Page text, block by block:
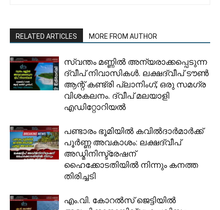
RELATED ARTICLES MORE FROM AUTHOR
സ്വന്തം മണ്ണിൽ അന്യരാക്കപ്പെടുന്ന
ദ്വീപ് നിവാസികൾ. ലക്ഷദ്വീപ് ടൗൺ
ആന്റ് കണ്ട്രി പ്ലാനിംഗ്; ഒരു സമഗ്ര
വിശകലനം. ദ്വീപ് മലയാളി
എഡിറ്റോറിയൽ
പണ്ടാരം ഭൂമിയിൽ കവിൽദാർമാർക്ക്
പൂർണ്ണ അവകാശം: ലക്ഷദ്വീപ്
അഡ്മിനിസ്ട്രേഷന്
ഹൈക്കോടതിയിൽ നിന്നും കനത്ത
തിരിച്ചടി
​എം.വി. കോറൽസ് ജെട്ടിയിൽ